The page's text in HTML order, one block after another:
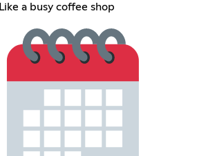
Like a busy coffee shop